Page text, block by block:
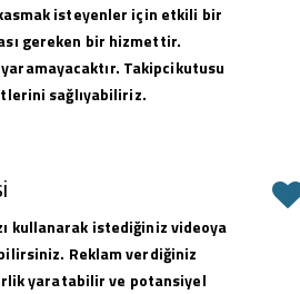
isteyenler için etkili bir
gereken bir hizmettir.
Takipcikutusu
sağlıyabiliriz.
kullanarak istediğiniz videoya
Reklam verdiğiniz
yaratabilir ve potansiyel